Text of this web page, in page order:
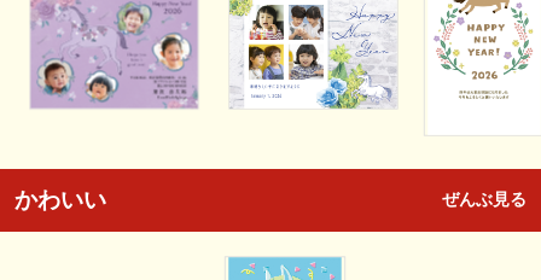
かわいい ぜんぶ見る